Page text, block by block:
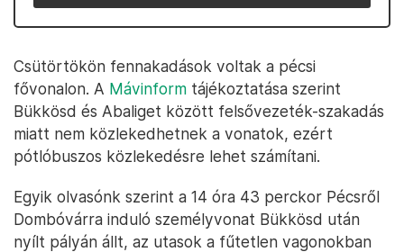
Csütörtökön fennakadások voltak a pécsi
fővonalon. A Mávinform tájékoztatása szerint
Bükkösd és Abaliget között felsővezeték-szakadás
miatt nem közlekedhetnek a vonatok, ezért
pótlóbuszos közlekedésre lehet számítani.
Egyik olvasónk szerint a 14 óra 43 perckor Pécsről
Dombóvárra induló személyvonat Bükkösd után
nyílt pályán állt, az utasok a fűtetlen vagonokban